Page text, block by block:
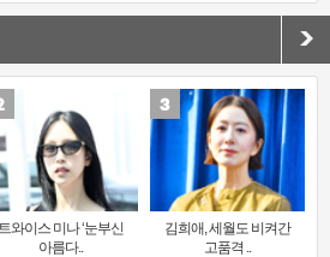
트와이스 미나 ‘눈부신
아름다..
김희애, 세월도 비켜간
고품격 ..